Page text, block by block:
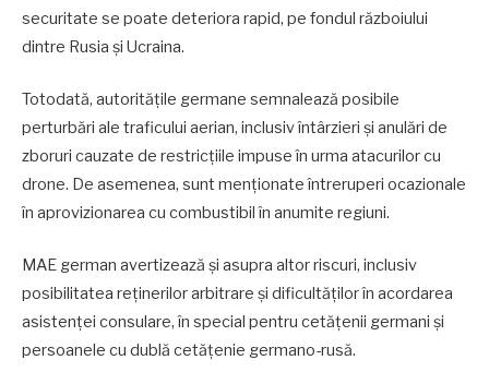
securitate se poate deteriora rapid, pe fondul războiului
dintre Rusia și Ucraina.
Totodată, autoritățile germane semnalează posibile
perturbări ale traficului aerian, inclusiv întârzieri și anulări de
zboruri cauzate de restricțiile impuse în urma atacurilor cu
drone. De asemenea, sunt menționate întreruperi ocazionale
în aprovizionarea cu combustibil în anumite regiuni.
MAE german avertizează și asupra altor riscuri, inclusiv
posibilitatea reținerilor arbitrare și dificultăților în acordarea
asistenței consulare, în special pentru cetățenii germani și
persoanele cu dublă cetățenie germano-rusă.